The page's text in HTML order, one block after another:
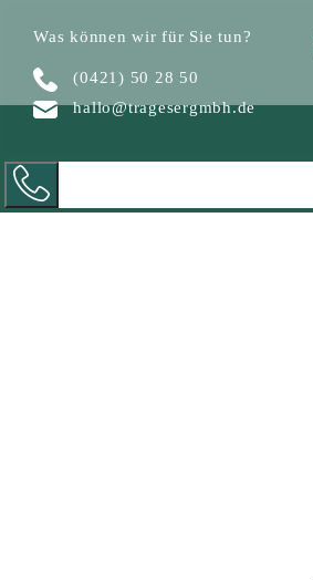
Was können wir für Sie tun?
(0421) 50 28 50
hallo@tragesergmbh.de